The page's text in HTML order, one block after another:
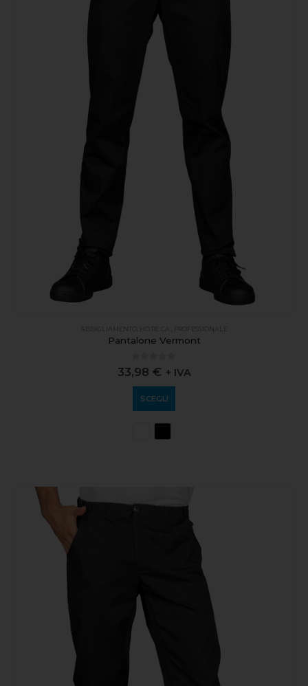
ABBIGLIAMENTO HO.RE.CA. PROFESSIONALE
Pantalone Vermont
0out of 5
33,98 € + IVA
SCEGLI